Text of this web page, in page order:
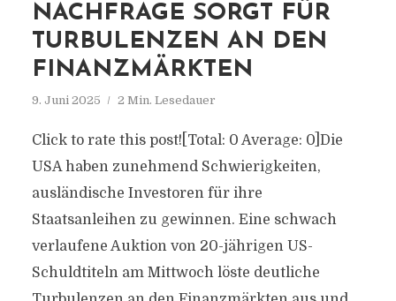
NACHFRAGE SORGT FÜR
TURBULENZEN AN DEN
FINANZMÄRKTEN
9. Juni 2025 2 Min. Lesedauer
Click to rate this post![Total: 0 Average: 0]Die
USA haben zunehmend Schwierigkeiten,
ausländische Investoren für ihre
Staatsanleihen zu gewinnen. Eine schwach
verlaufene Auktion von 20-jährigen US-
Schuldtiteln am Mittwoch löste deutliche